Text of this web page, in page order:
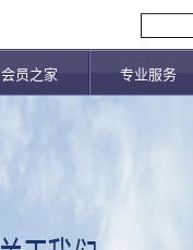
会员之家 专业服务